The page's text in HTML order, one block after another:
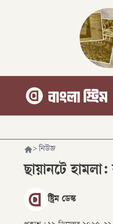
> নিউজ
ছায়ানটে
স্ট্রিম ডেস্ক